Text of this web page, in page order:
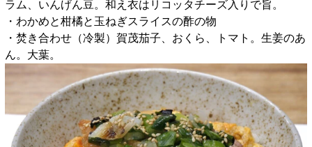
ラム、いんげん豆。和え衣はリコッタチーズ入りで旨。
・わかめと柑橘と玉ねぎスライスの酢の物
・焚き合わせ（冷製）賀茂茄子、おくら、トマト。生姜のあ
ん。大葉。